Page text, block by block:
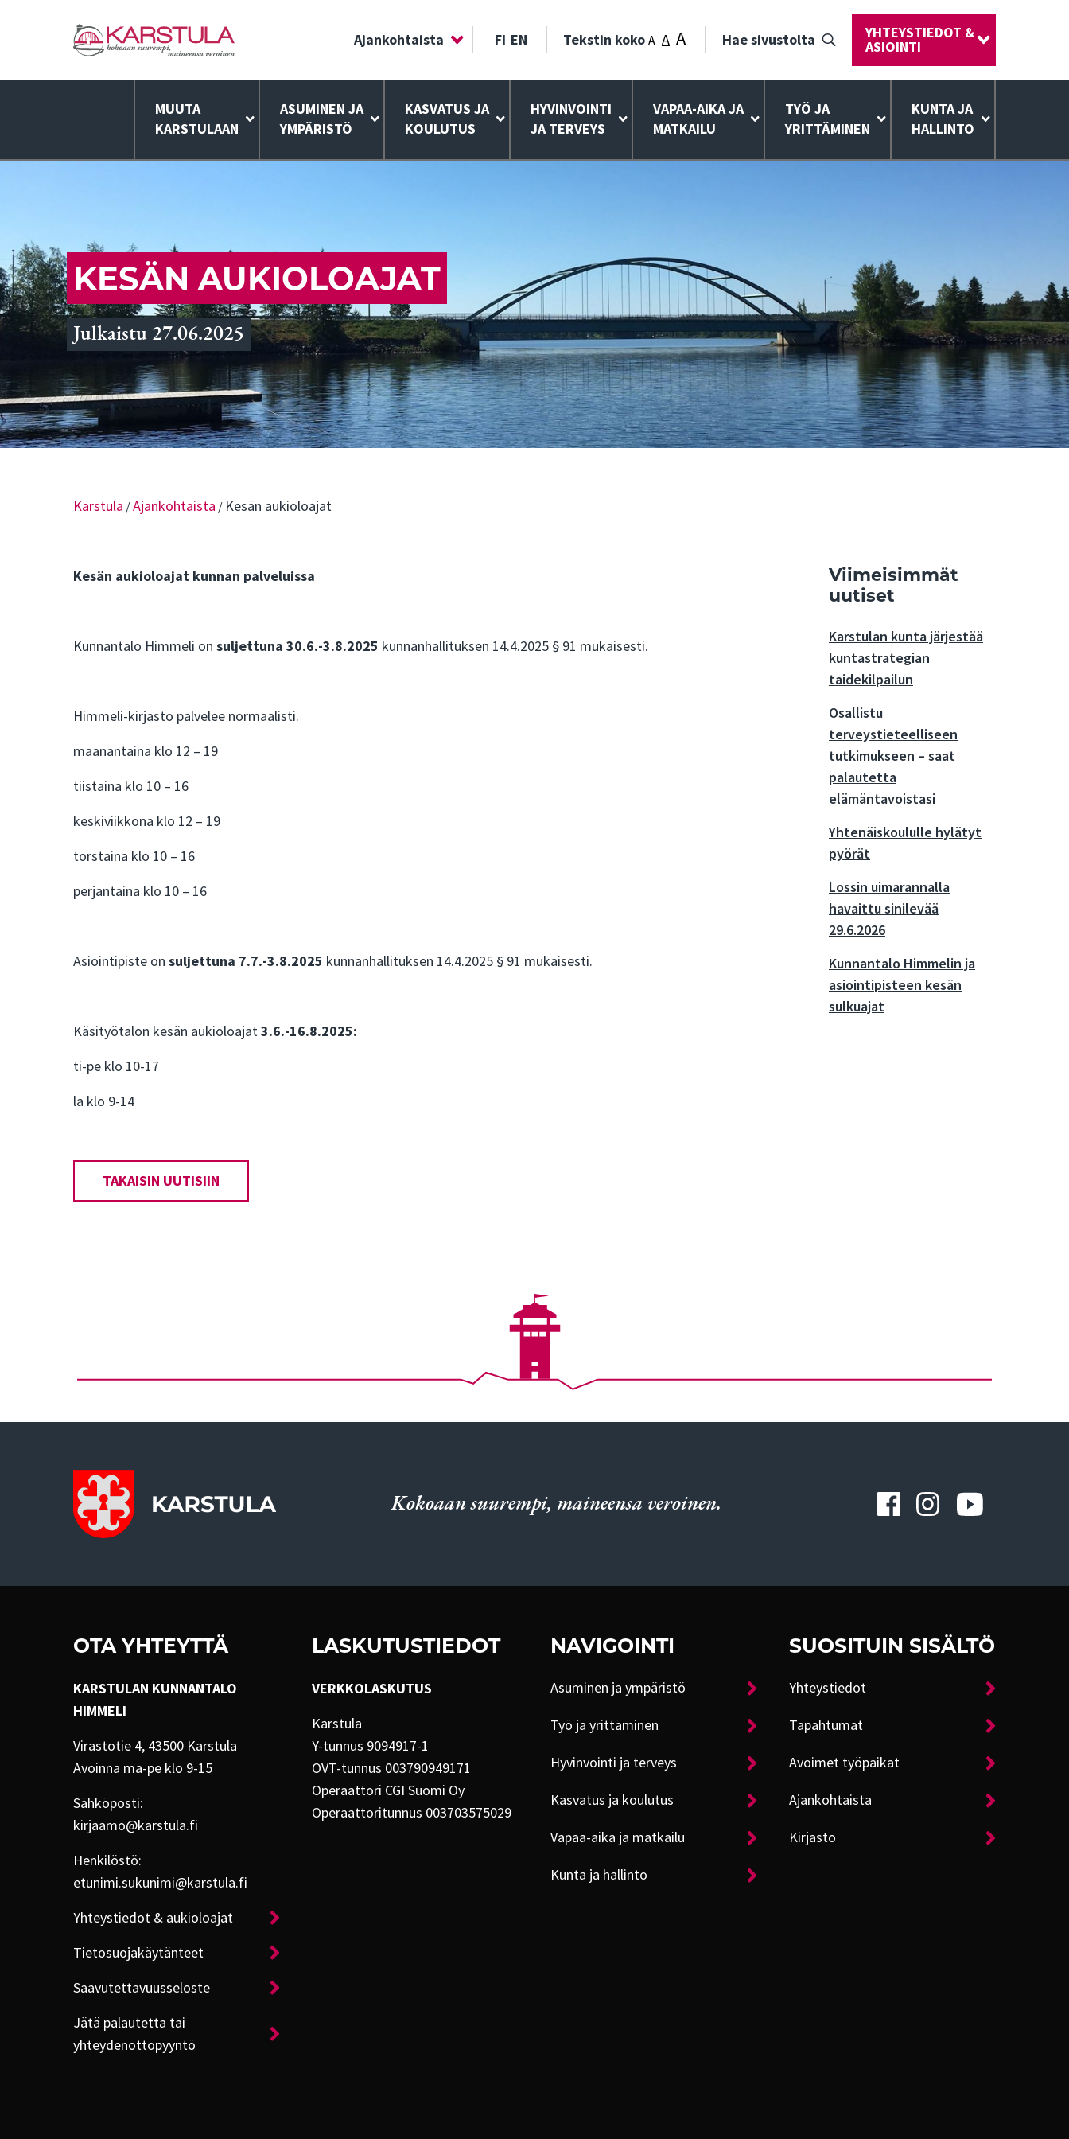
Ajankohtaista FI EN Tekstin kokoA A A Hae sivustolta YHTEYSTIEDOT &
ASIOINTI
MUUTA
KARSTULAAN
ASUMINEN JA
YMPÄRISTÖ
KASVATUS JA
KOULUTUS
HYVINVOINTI
JA TERVEYS
VAPAA-AIKA JA
MATKAILU
TYÖ JA
YRITTÄMINEN
KUNTA JA
HALLINTO
KESÄN AUKIOLOAJAT
Julkaistu 27.06.2025
Karstula /Ajankohtaista / Kesän aukioloajat
Kesän aukioloajat kunnan palveluissa
Kunnantalo Himmeli on suljettuna 30.6.-3.8.2025 kunnanhallituksen 14.4.2025 § 91 mukaisesti.
Himmeli-kirjasto palvelee normaalisti.
maanantaina klo 12 – 19
tiistaina klo 10 – 16
keskiviikkona klo 12 – 19
torstaina klo 10 – 16
perjantaina klo 10 – 16
Asiointipiste on suljettuna 7.7.-3.8.2025 kunnanhallituksen 14.4.2025 § 91 mukaisesti.
Käsityötalon kesän aukioloajat3.6.-16.8.2025:
ti-pe klo 10-17
la klo 9-14
TAKAISIN UUTISIIN
Viimeisimmät
uutiset
Karstulan kunta järjestää
kuntastrategian
taidekilpailun
Osallistu
terveystieteelliseen
tutkimukseen – saat
palautetta
elämäntavoistasi
Yhtenäiskoululle hylätyt
pyörät
Lossin uimarannalla
havaittu sinilevää
29.6.2026
Kunnantalo Himmelin ja
asiointipisteen kesän
sulkuajat
Kokoaan suurempi, maineensa veroinen.
OTA YHTEYTTÄ
KARSTULAN KUNNANTALO
HIMMELI
Virastotie 4, 43500 Karstula
Avoinna ma-pe klo 9-15
Sähköposti:
kirjaamo@karstula.fi
Henkilöstö:
etunimi.sukunimi@karstula.fi
Yhteystiedot & aukioloajat
Tietosuojakäytänteet
Saavutettavuusseloste
Jätä palautetta tai
yhteydenottopyyntö
LASKUTUSTIEDOT
VERKKOLASKUTUS
Karstula
Y-tunnus 9094917-1
OVT-tunnus 003790949171
Operaattori CGI Suomi Oy
Operaattoritunnus 003703575029
NAVIGOINTI
Asuminen ja ympäristö
Työ ja yrittäminen
Hyvinvointi ja terveys
Kasvatus ja koulutus
Vapaa-aika ja matkailu
Kunta ja hallinto
SUOSITUIN SISÄLTÖ
Yhteystiedot
Tapahtumat
Avoimet työpaikat
Ajankohtaista
Kirjasto